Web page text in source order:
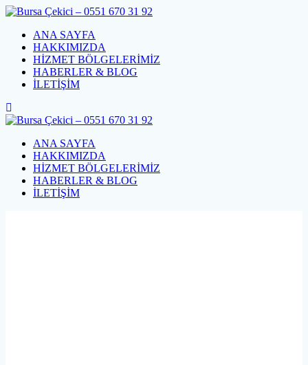
Skip
contentANA SAYFA
HAKKIMIZDA
HİZMET BÖLGELERİMİZ
HABERLER & BLOG
İLETİŞİM
ANA SAYFA
HAKKIMIZDA
HİZMET BÖLGELERİMİZ
HABERLER & BLOG
İLETİŞİM